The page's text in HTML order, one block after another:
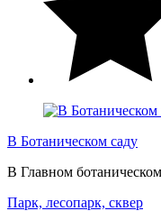
В Ботаническом саду
В Главном
Парк, лесопарк, сквер